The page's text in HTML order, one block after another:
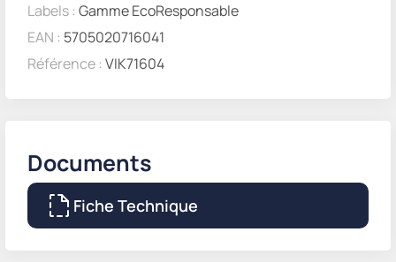
Labels : Gamme EcoResponsable
EAN : 5705020716041
Référence : VIK71604
Documents
Fiche Technique